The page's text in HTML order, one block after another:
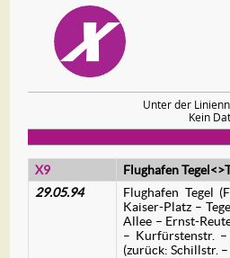
Unter der
Kein
X9
Flughafen
29.05.94
Flughafen Tegel
Kaiser-Platz –
Allee – Ernst-
– Kurfürstenstr.
(zurück: Schillstr.